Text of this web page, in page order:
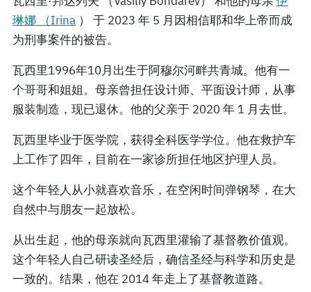
琳娜 （Irina ） 于 2023 年 5 月因相信耶和华上帝而成
为刑事案件的被告。
瓦西里1996年10月出生于阿穆尔河畔共青城。他有一
个哥哥和姐姐。母亲曾担任设计师、平面设计师，从事
服装制造，现已退休。他的父亲于 2020 年 1 月去世。
瓦西里毕业于医学院，获得全科医学学位。他在救护车
上工作了四年，目前在一家诊所担任地区护理人员。
这个年轻人从小就喜欢音乐，在空闲时间弹钢琴，在大
自然中与朋友一起放松。
从出生起，他的母亲就向瓦西里灌输了基督教价值观。
这个年轻人自己研读圣经后，确信圣经与科学和历史是
一致的。结果，他在 2014 年走上了基督教道路。